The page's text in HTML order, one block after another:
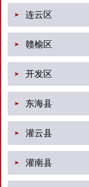
连云区
赣榆区
开发区
东海县
灌云县
灌南县